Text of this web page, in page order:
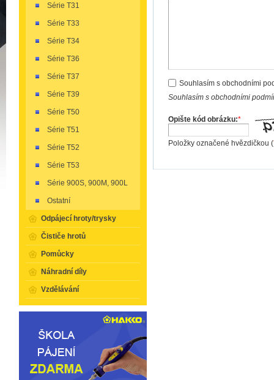
Souhlasím s obchodními
Souhlasím s obchodními
Opište kód obrázku:*
Položky označené hvězdičkou (
Série T31
Série T33
Série T34
Série T36
Série T37
Série T39
Série T50
Série T51
Série T52
Série T53
Série 900S, 900M, 900L
Ostatní
Odpájecí hroty/trysky
Čističe hrotů
Pomůcky
Náhradní díly
Vzdělávání